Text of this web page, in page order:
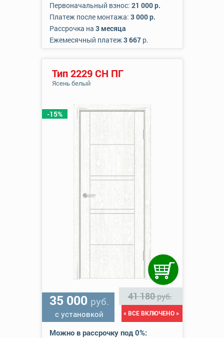
Первоначальный взнос: 21 000 р.
Платеж после монтажа: 3 000 р.
Рассрочка на 3 месяца
Ежемесячный платеж3 667р.
-15%
Тип 2229 СН ПГ
Ясень белый
35 000 руб.
с установкой
41 180руб.
« ВСЕ ВКЛЮЧЕНО »
Можно в рассрочку под 0%: